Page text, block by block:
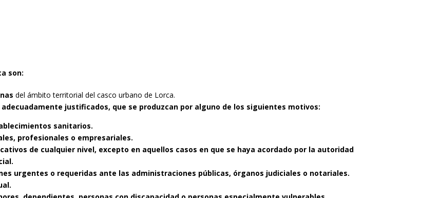
son:
del ámbito territorial del casco urbano de Lorca.
justificados, que se produzcan por alguno de los siguientes motivos:
sanitarios.
profesionales o empresariales.
de cualquier nivel, excepto en aquellos casos en que se haya acordado por la autoridad
urgentes o requeridas ante las administraciones públicas, órganos judiciales o notariales.